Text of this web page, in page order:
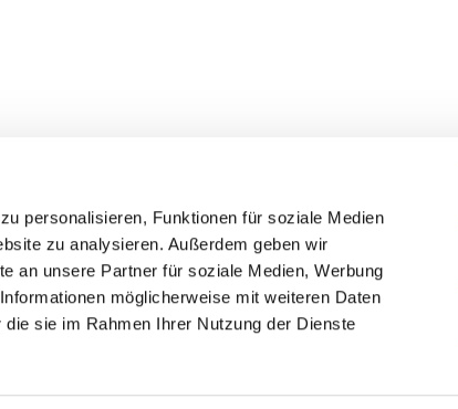
personalisieren, Funktionen für soziale Medien
zu analysieren. Außerdem geben wir
an unsere Partner für soziale Medien, Werbung
möglicherweise mit weiteren Daten
sie im Rahmen Ihrer Nutzung der Dienste
Gemeindebüros:
Uhr
- 18:00 Uhr
Uhr